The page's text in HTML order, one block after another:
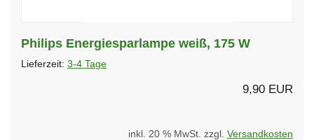
Philips Energiesparlampe weiß, 175 W
Lieferzeit: 3-4 Tage
9,90 EUR
inkl. 20 % MwSt. zzgl. Versandkosten